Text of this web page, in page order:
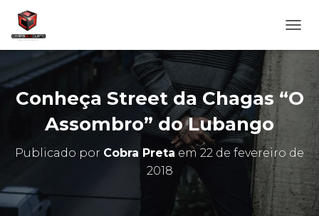
L
R
N
A
E
G
Conheça Street da Chagas “O
Assombro” do Lubango
Publicado por Cobra Preta em22 de fevereiro de
2018